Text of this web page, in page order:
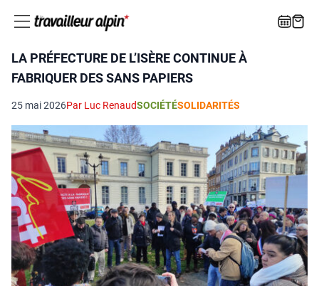
LA PRÉFECTURE DE L’ISÈRE CONTINUE À
FABRIQUER DES SANS PAPIERS
25 mai 2026Par Luc RenaudSOCIÉTÉSOLIDARITÉS